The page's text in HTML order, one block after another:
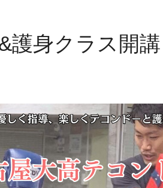
護身クラス開講